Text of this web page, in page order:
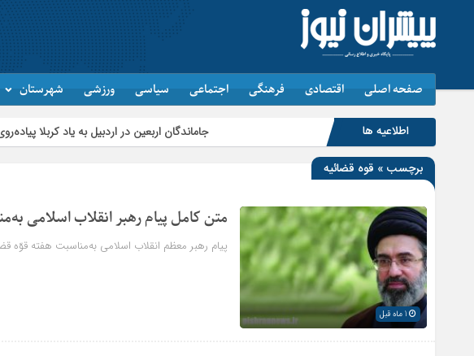
صفحه اصلی اقتصادی فرهنگی اجتماعی سیاسی ورزشی شهرستان
اطلاعیه ها جاماندگان اربعین در اردبیل به یاد کربلا پیاده‌روی کردند
برچسب » قوه قضائیه
متن کامل پیام رهبر انقلاب اسلامی
پیام رهبر معظم انقلاب اسلامی به‌مناسبت هفته قوّه